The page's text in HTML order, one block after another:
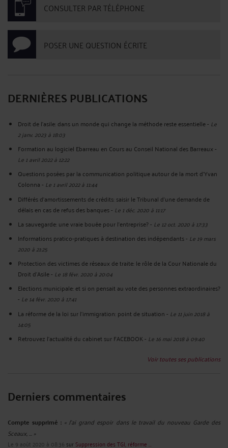
CONSULTER PAR TÉLÉPHONE
POSER UNE QUESTION ÉCRITE
DERNIÈRES PUBLICATIONS
Droit de l'asile: dans un monde qui change la méthode reste essentielle- Le
2 janv. 2023 à 18:03
Formation au logiciel Ebarreau en Cours au Conseil National des Barreaux-
Le 1 avril 2022 à 12:22
Questions posées par la communication politique autour de la mort d'Yvan
Colonna- Le 1 avril 2022 à 11:44
Différés d'amortissements de crédits: saisir le Tribunal d'une demande de
délais en cas de refus des banques- Le 1 déc. 2020 à 11:17
La sauvegarde: une vraie bouée pour l'entreprise?- Le 12 oct. 2020 à 17:33
Informations pratico-pratiques à destination des indépendants- Le 19 mars
2020 à 21:25
Protection des victimes de réseaux de traite: le rôle de la Cour Nationale du
Droit d'Asile- Le 18 févr. 2020 à 20:04
Elections municipale: et si on pensait au vote des personnes extraordinaires?
- Le 14 févr. 2020 à 17:41
La réforme de la loi sur l'immigration: point de situation- Le 11 juin 2018 à
14:05
Retrouvez l'actualité du cabinet sur FACEBOOK- Le 16 mai 2018 à 09:40
Voir toutes ses publications
Derniers commentaires
Compte supprimé : « J'ai grand espoir dans le travail du nouveau Garde des
Sceaux, ... »
Le 9 août 2020 à 08:36 sur Suppression des TGI, réforme ...